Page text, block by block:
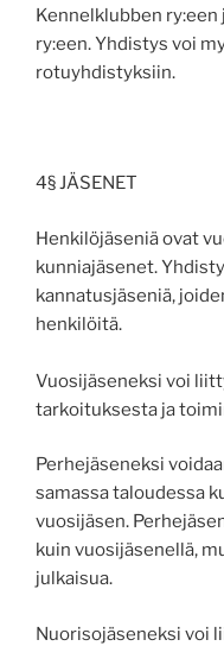
Kennelklubben
ry:een. Yhdistys voi
rotuyhdistyksiin.
4§ JÄSENET
Henkilöjäseniä ovat
kunniajäsenet.
kannatusjäseniä,
henkilöitä.
Vuosijäseneksi voi
tarkoituksesta ja
Perhejäseneksi
samassa taloudessa
vuosijäsen.
kuin vuosijäsenellä,
julkaisua.
Nuorisojäseneksi voi